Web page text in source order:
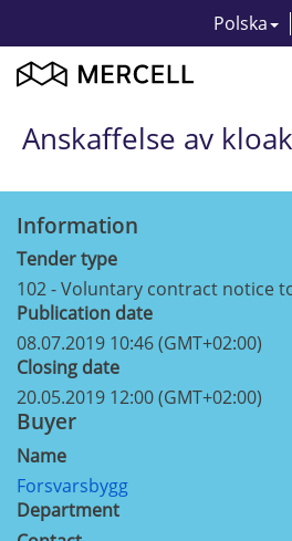
Polska
Anskaffelse av
Information
Tender type
102 - Voluntary contract notice
Publication date
08.07.2019 10:46 (GMT+02:00)
Closing date
20.05.2019 12:00 (GMT+02:00)
Buyer
Name
Forsvarsbygg
Department